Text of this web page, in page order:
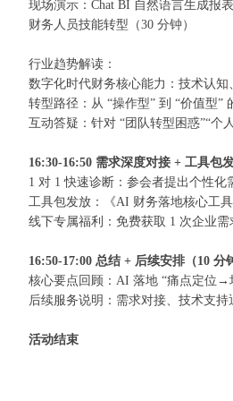
现场演示： Chat BI 自然语言生成报表
财务人员技能转型（30 分钟）
行业趋势解读：
数字化时代财务核心能力：技术认
转型路径：从 “操作型” 到 “价值型”
互动答疑：针对 “团队转型困惑”“个
16:30-16:50 需求深度对接 + 工具包
1 对 1快速诊断：参会者提出个性化
工具包发放：《AI 财务落地核心工
线下专属福利：免费获取 1 次企业
16:50-17:00 总结 + 后续安排（10 分
核心要点回顾： AI 落地 “痛点定位 →
后续服务说明：需求对接、技术支持
活动结束